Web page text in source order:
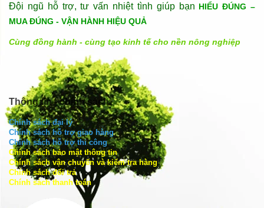
Đội ngũ hỗ trợ, tư vấn nhiệt tình giúp bạn HIỂU ĐÚNG –
MUA ĐÚNG - VẬN HÀNH HIỆU QUẢ
Cùng đồng hành - cùng tạo kinh tế cho nền nông nghiệp
Thông tin - chính sách
Chính sách đại lý
Chính sách hỗ trợ giao hàng
Chính sách hỗ trợ thi công
Chính sách bảo mật thông tin
Chính sách vận chuyển và kiểm tra hàng
Chính sách đổi trả
Chính sách thanh toán